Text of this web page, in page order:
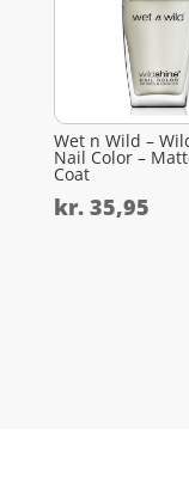
Wet n Wild –
Nail Color –
Coat
kr.35,95